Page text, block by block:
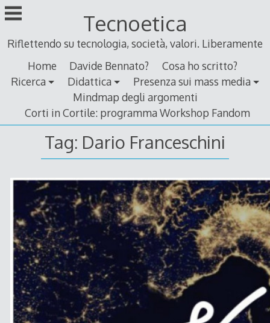
Skip
to
Tecnoetica
Riflettendo su tecnologia, società, valori. Liberamente
Home
Davide Bennato?
Cosa ho scritto?
Ricerca
Didattica
Presenza sui mass media
Mindmap degli argomenti
Corti in Cortile: programma Workshop Fandom
Tag: Dario Franceschini